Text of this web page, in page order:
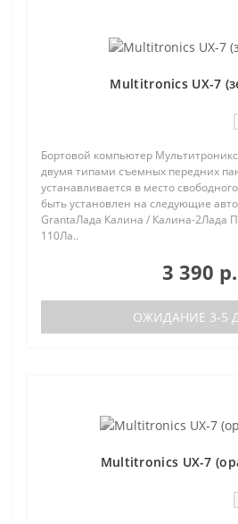
Multitronics UX-7
Бортовой компьютер Мультитроникс
двумя типами съемных передних
устанавливается в место
быть установлен на следующие
GrantaЛада Калина / Калина-2Лада
110Ла..
3 390 р.
ОЖИДАНИЕ 3-5
Multitronics UX-7